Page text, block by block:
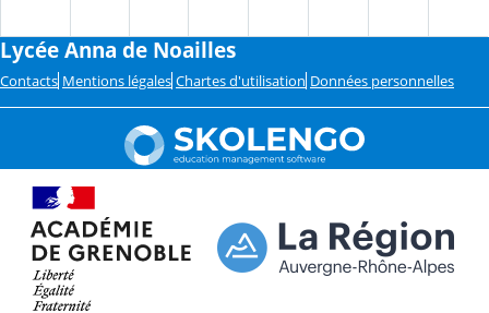
Lycée Anna de Noailles
Contacts Mentions légales Chartes d'utilisation Données personnelles